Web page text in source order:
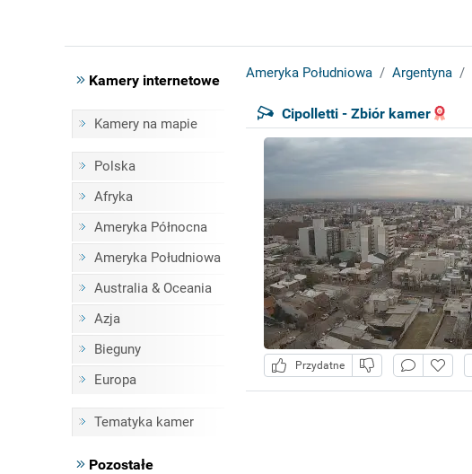
Kamery internetowe
Kamery na mapie
Polska
Afryka
Ameryka Północna
Ameryka Południowa
Australia & Oceania
Azja
Bieguny
Europa
Tematyka kamer
Pozostałe
Ameryka Południowa Argentyna
Cipolletti - Zbiór kamer
Przydatne